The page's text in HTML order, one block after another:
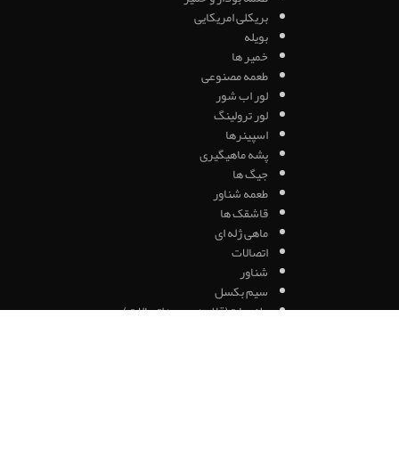
بریکلی امریکایی
بویله
خمیر ها
طعمه مصنوعی
لور اب شور
لور ترولینگ
اسپینرها
پشه ماهیگیری
جیگ ها
طعمه شناور
قاشقک ها
ماهی ژله ای
اتصالات
شناور
سیم بکسل
ملزومات(قلاب/سرب/اتصالات)